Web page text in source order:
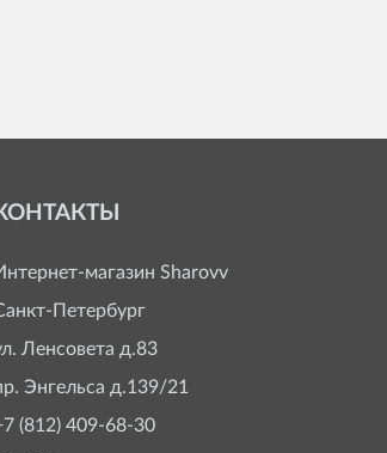
магазин Sharovv
Петербург
Ленсовета д.83
Энгельса д.139/21
(812) 409-68-30